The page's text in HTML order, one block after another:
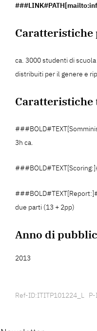
ca. 3000 studenti di
distribuiti per il genere e
Caratteristiche
3h ca.
due parti (13 + 2pp)
Anno di
2013
Ref-ID:ITITP101224_L